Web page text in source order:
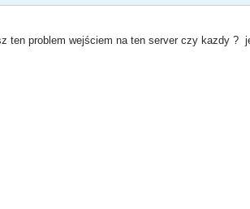
ten problem wejściem na ten server czy kazdy ?